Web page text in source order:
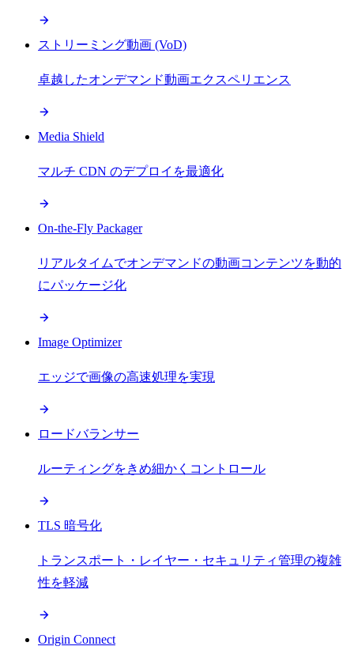
ストリーミング動画 (VoD)
卓越したオンデマンド動画エクスペリエンス
Media Shield
マルチ CDN のデプロイを最適化
On-the-Fly Packager
リアルタイムでオンデマンドの動画コンテンツを動的
にパッケージ化
Image Optimizer
エッジで画像の高速処理を実現
ロードバランサー
ルーティングをきめ細かくコントロール
TLS 暗号化
トランスポート・レイヤー・セキュリティ管理の複雑
性を軽減
Origin Connect